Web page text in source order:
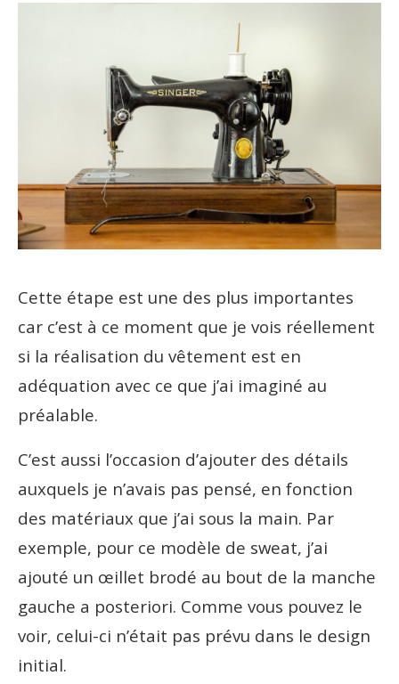
Cette étape est une des plus importantes
car c’est à ce moment que je vois réellement
si la réalisation du vêtement est en
adéquation avec ce que j’ai imaginé au
préalable.
C’est aussi l’occasion d’ajouter des détails
auxquels je n’avais pas pensé, en fonction
des matériaux que j’ai sous la main. Par
exemple, pour ce modèle de sweat, j’ai
ajouté un œillet brodé au bout de la manche
gauche a posteriori. Comme vous pouvez le
voir, celui-ci n’était pas prévu dans le design
initial.